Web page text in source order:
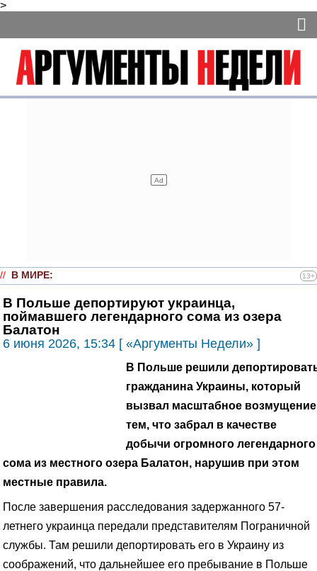
>
// В МИРЕ: 13+
В Польше депортируют украинца,
поймавшего легендарного сома из озера
Балатон
6 июня 2026, 15:34 [ «Аргументы Недели» ]
В Польше решили
гражданина Украины, который
вызвал масштабное возмущение
тем, что забрал в качестве
добычи огромного легендарного
сома из местного озера Балатон, нарушив при этом
местные правила.
После завершения расследования задержанного 57-
летнего украинца передали представителям Пограничной
службы. Там решили депортировать его в Украину из
соображений, что дальнейшее его пребывание в Польше